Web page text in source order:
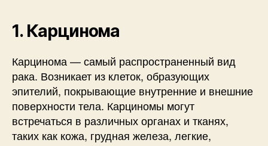
1. Карцинома
Карцинома — самый распространенный вид
рака. Возникает из клеток, образующих
эпителий, покрывающие внутренние и внешние
поверхности тела. Карциномы могут
встречаться в различных органах и тканях,
таких как кожа, грудная железа, легкие,